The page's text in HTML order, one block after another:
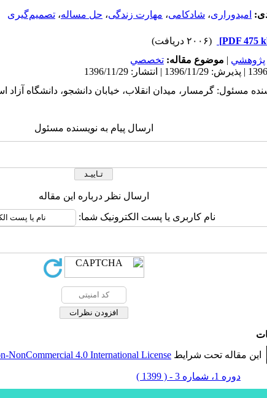
امیدوراری، شادکامی، مهارت زندگی، حل مساله، تصمیم‌گیری
(۲۰۰۶ دریافت)
پژوهشي | موضوع مقاله: تخصصي
مسئول: گرمسار، میدان انقلاب، خیابان دانشجو، دانشگاه آزاد
ارسال پیام به نویسنده مسئول
ارسال نظر درباره این مقاله
نام کاربری یا پست الکترونیک شما:
این مقاله تحت شرایط NonCommercial 4.0 International License
دوره 1، شماره 3 - ( 1399 )